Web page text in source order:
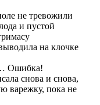
не тревожили
и пустой
на клочке
Ошибка!
снова и снова,
варежку, пока не